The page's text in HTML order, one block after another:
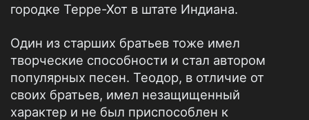
городке Терре-Хот в штате Индиана.
Один из старших братьев тоже имел
творческие способности и стал автором
популярных песен. Теодор, в отличие от
своих братьев, имел незащищенный
характер и не был приспособлен к